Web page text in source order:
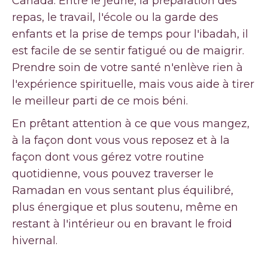
repas, le travail, l'école ou la garde des
enfants et la prise de temps pour l'ibadah, il
est facile de se sentir fatigué ou de maigrir.
Prendre soin de votre santé n'enlève rien à
l'expérience spirituelle, mais vous aide à tirer
le meilleur parti de ce mois béni.
En prêtant attention à ce que vous mangez,
à la façon dont vous vous reposez et à la
façon dont vous gérez votre routine
quotidienne, vous pouvez traverser le
Ramadan en vous sentant plus équilibré,
plus énergique et plus soutenu, même en
restant à l'intérieur ou en bravant le froid
hivernal.